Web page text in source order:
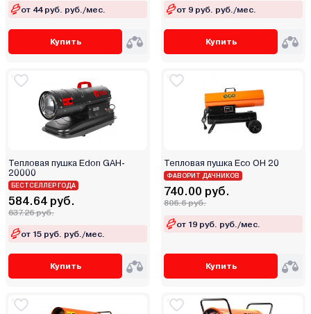
от 44 руб. руб./мес.
Купить
от 9 руб. руб./мес.
Купить
Тепловая пушка Edon GAH-
20000
БЕСТСЕЛЛЕР ГОДА
584.64 руб.
637.26 руб.
от 15 руб. руб./мес.
Купить
Тепловая пушка Eco OH 20
ФАВОРИТ ДАЧНИКОВ
740.00 руб.
806.6 руб.
от 19 руб. руб./мес.
Купить